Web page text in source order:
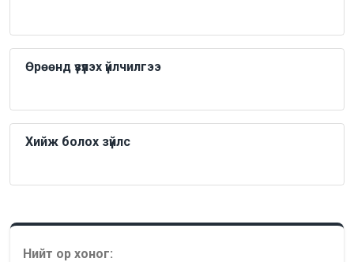
Өрөөнд үзүүлэх үйлчилгээ
Хийж болох зүйлс
Нийт ор хоног: